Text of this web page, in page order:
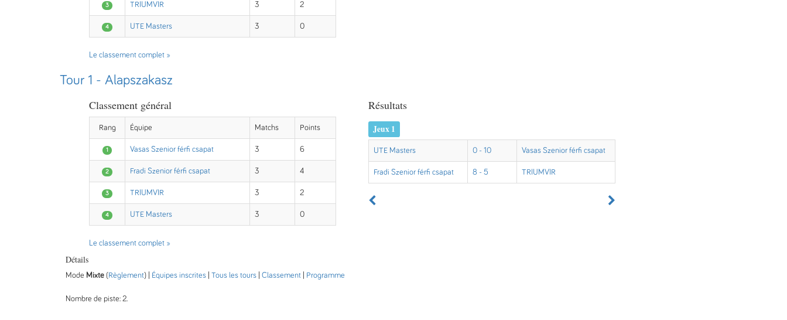
3 TRIUMVIR 3 2
4 UTE Masters 3 0
Le classement complet »
Tour 1 - Alapszakasz
Classement général
Rang Équipe Matchs Points
1 Vasas Szenior férfi csapat 3 6
2 Fradi Szenior férfi csapat 3 4
3 TRIUMVIR 3 2
4 UTE Masters 3 0
Le classement complet »
Résultats
Jeux 1
UTE Masters 0 - 10 Vasas Szenior férfi csapat
Fradi Szenior férfi csapat 8 - 5 TRIUMVIR
Détails
Mode Mixte (Règlement) | Équipes inscrites Tous les tours Classement Programme
Nombre de piste: 2.